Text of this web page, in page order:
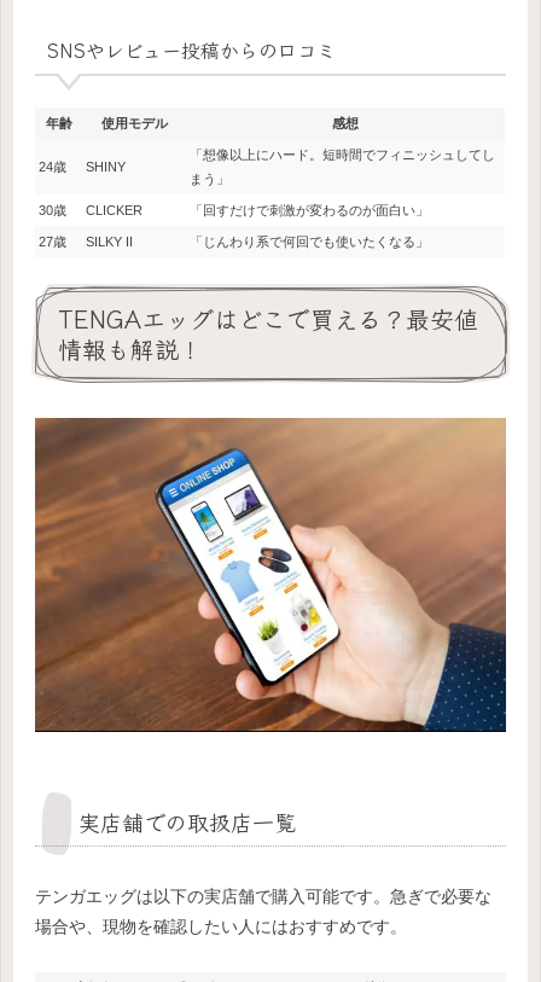
SNSやレビュー投稿からの口コミ
年齢 使用モデル 感想
24歳 SHINY
「想像以上にハード。短時間でフィニッシュしてし
まう」
30歳 CLICKER 「回すだけで刺激が変わるのが面白い」
27歳 SILKY II 「じんわり系で何回でも使いたくなる」
TENGAエッグはどこで買える？最安値
情報も解説！
実店舗での取扱店一覧
テンガエッグは以下の実店舗で購入可能です。急ぎで必要な
場合や、現物を確認したい人にはおすすめです。